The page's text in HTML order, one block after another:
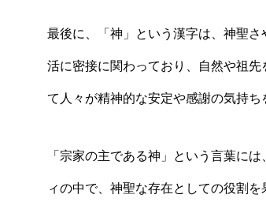
最後に、「神」という漢字は、神聖
活に密接に関わっており、自然や祖
て人々が精神的な安定や感謝の気持ち
「宗家の主である神」という言葉に
ィの中で、神聖な存在としての役割